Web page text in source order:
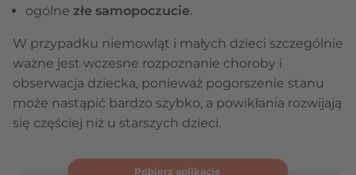
ogólne złe samopoczucie.
W przypadku niemowląt i małych dzieci szczególnie
ważne jest wczesne rozpoznanie choroby i
obserwacja dziecka, ponieważ pogorszenie stanu
może nastąpić bardzo szybko, a powikłania rozwijają
się częściej niż u starszych dzieci.
Pobierz aplikację